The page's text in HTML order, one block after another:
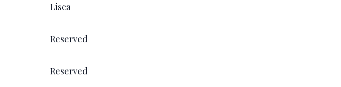
Lisca
Reserved
Reserved